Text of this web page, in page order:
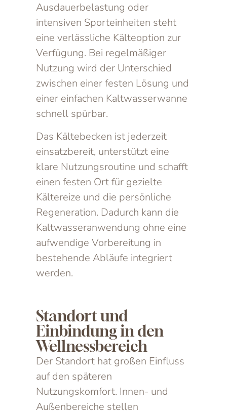
Ausdauerbelastung oder
intensiven Sporteinheiten steht
eine verlässliche Kälteoption zur
Verfügung. Bei regelmäßiger
Nutzung wird der Unterschied
zwischen einer festen Lösung und
einer einfachen Kaltwasserwanne
schnell spürbar.
Das Kältebecken ist jederzeit
einsatzbereit, unterstützt eine
klare Nutzungsroutine und schafft
einen festen Ort für gezielte
Kältereize und die persönliche
Regeneration. Dadurch kann die
Kaltwasseranwendung ohne eine
aufwendige Vorbereitung in
bestehende Abläufe integriert
werden.
Standort und
Einbindung in den
Wellnessbereich
Der Standort hat großen Einfluss
auf den späteren
Nutzungskomfort. Innen- und
Außenbereiche stellen